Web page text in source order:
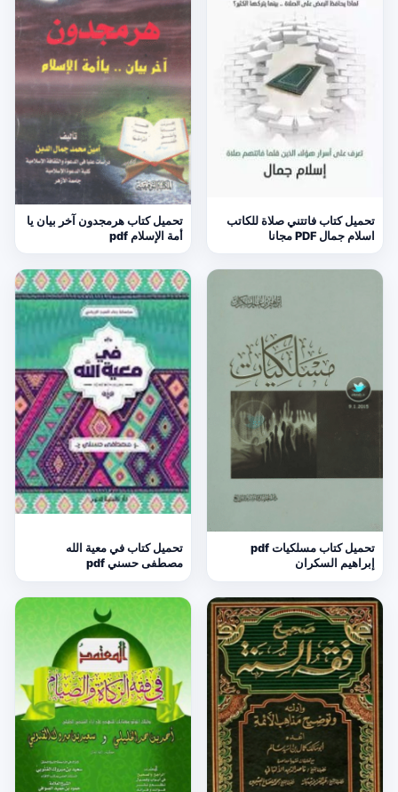
تحميل كتاب فاتتني صلاة للكاتب
اسلام جمال PDF مجانا
تحميل كتاب هرمجدون آخر بيان يا
أمة الإسلام pdf
تحميل كتاب مسلكيات pdf
إبراهيم السكران
تحميل كتاب في معية الله
مصطفى حسني pdf